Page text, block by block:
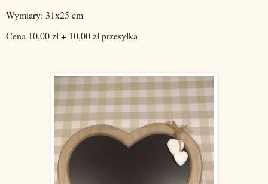
Wymiary: 31x25 cm
Cena 10,00 zł + 10,00 zł przesyłka